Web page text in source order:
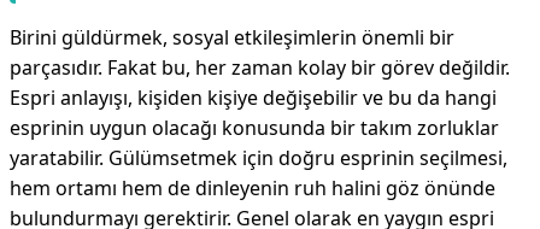
Birini güldürmek, sosyal etkileşimlerin önemli bir
parçasıdır. Fakat bu, her zaman kolay bir görev değildir.
Espri anlayışı, kişiden kişiye değişebilir ve bu da hangi
esprinin uygun olacağı konusunda bir takım zorluklar
yaratabilir. Gülümsetmek için doğru esprinin seçilmesi,
hem ortamı hem de dinleyenin ruh halini göz önünde
bulundurmayı gerektirir. Genel olarak en yaygın espri